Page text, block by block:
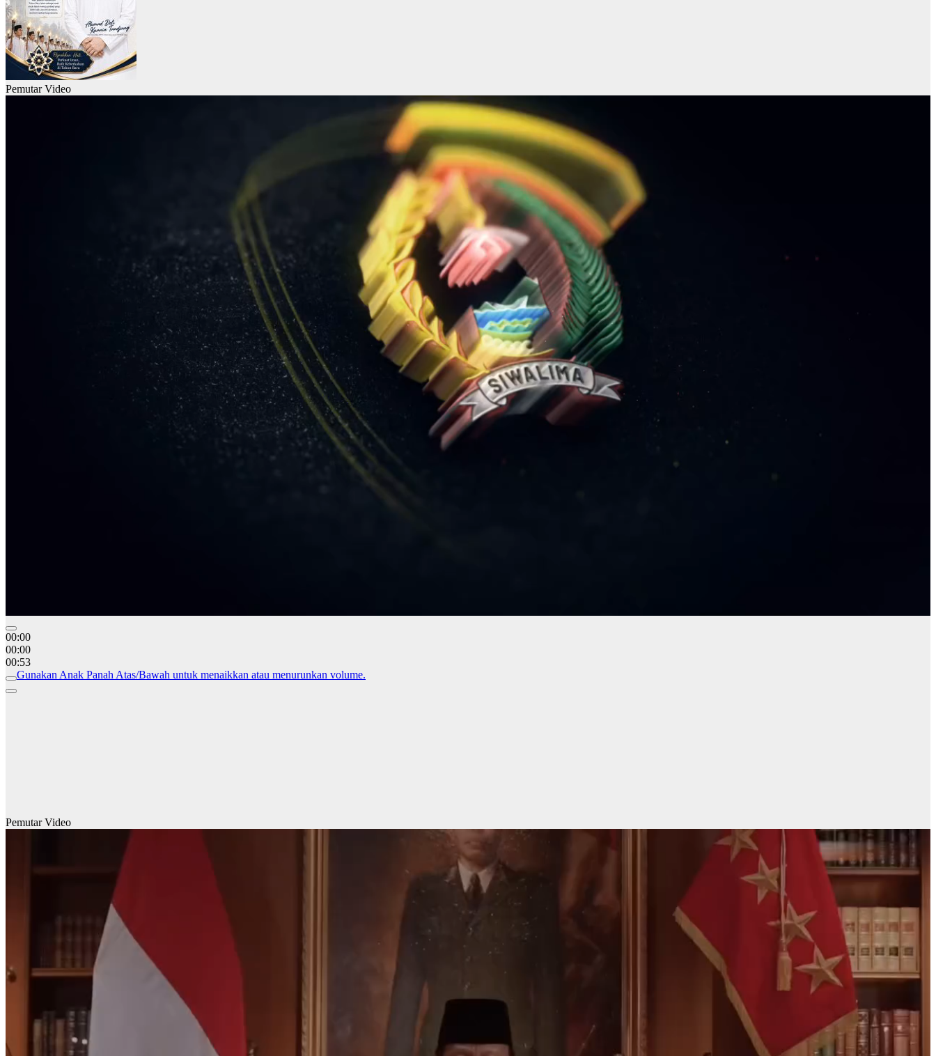
Pemutar Video
00:00
00:00
00:53
Gunakan Anak Panah Atas/Bawah untuk menaikkan atau menurunkan volume.
Pemutar Video